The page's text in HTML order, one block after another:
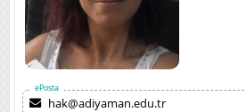
ePosta
hak@adiyaman.edu.tr